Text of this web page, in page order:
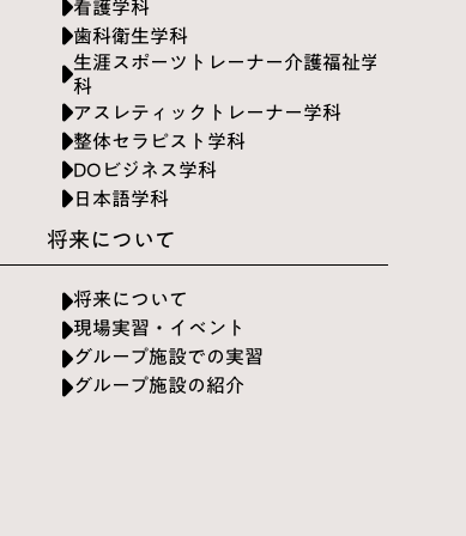
歯科衛生学科
生涯スポーツトレーナー介護福祉学
科
アスレティックトレーナー学科
整体セラピスト学科
DOビジネス学科
日本語学科
将来について
将来について
現場実習・イベント
グループ施設での実習
グループ施設の紹介